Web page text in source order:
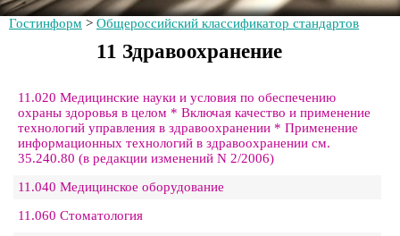
Гостинформ > Общероссийский классификатор стандартов
11 Здравоохранение
11.020 Медицинские науки и условия по обеспечению
охраны здоровья в целом * Включая качество и применение
технологий управления в здравоохранении * Применение
информационных технологий в здравоохранении см.
35.240.80 (в редакции изменений N 2/2006)
11.040 Медицинское оборудование
11.060 Стоматология